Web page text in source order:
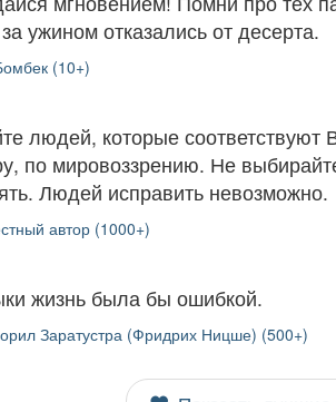
ужином отказались от десерта.
(10+)
людей, которые
по мировоззрению. Не
Людей исправить невозможно.
автор (1000+)
жизнь была бы ошибкой.
Заратустра (Фридрих Ницше) (500+)